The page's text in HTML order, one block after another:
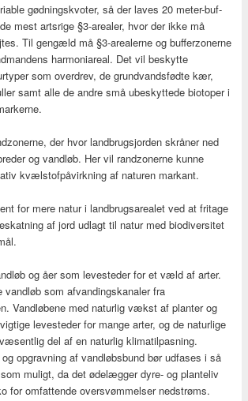
gødningskvoter, så der laves 20 meter-buf­
mest artsrige §3-arealer, hvor der ikke må
Til gengæld må §3-arealerne og bufferzonerne
harmoniareal. Det vil beskytte
som overdrev, de grundvandsfødte kær,
samt alle de andre små ubeskyttede biotoper i
der hvor landbrugsjorden skråner ned
og vandløb. Her vil randzonerne kunne
kvælstofpåvirkning af naturen markant.
for mere natur i landbrugs­arealet ved at fritage
af jord udlagt til natur med biodiversitet
og åer som levesteder for et væld af arter.
som afvandingskanaler fra
Vandløbene med naturlig vækst af planter og
levesteder for mange arter, og de naturlige
del af en naturlig klimatilpasning.
opgravning af vandløbsbund bør udfases i så
muligt, da det ødelægger dyre- og planteliv
for omfattende oversvømmelser nedstrøms.